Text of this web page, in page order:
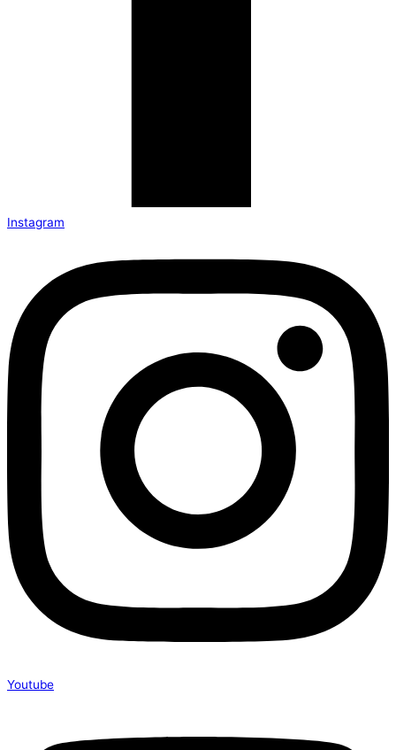
Instagram
Youtube